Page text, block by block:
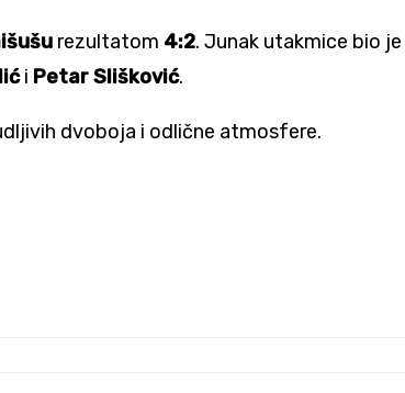
rezultatom 4:2. Junak utakmice bio je
i Petar Slišković.
dvoboja i odlične atmosfere.